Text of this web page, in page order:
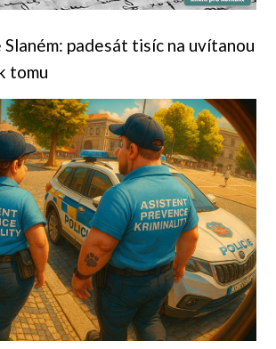
Slaném: padesát tisíc na uvítanou
tomu